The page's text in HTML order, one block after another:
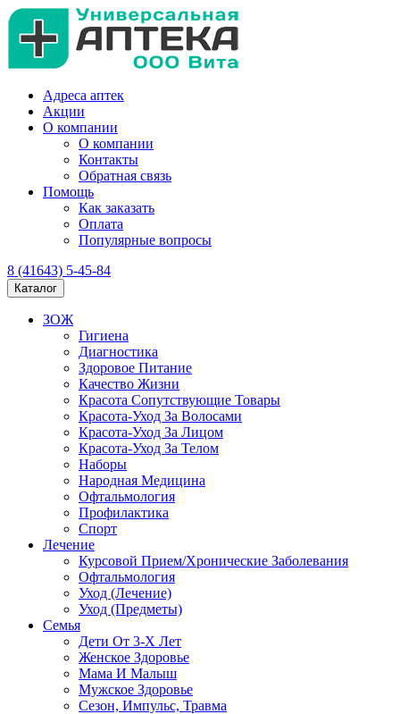
Адреса аптек
Акции
О компании
О компании
Контакты
Обратная связь
Помощь
Как заказать
Оплата
Популярные вопросы
8 (41643) 5-45-84
Каталог
ЗОЖ
Гигиена
Диагностика
Здоровое Питание
Качество Жизни
Красота Сопутствующие Товары
Красота-Уход За Волосами
Красота-Уход За Лицом
Красота-Уход За Телом
Наборы
Народная Медицина
Офтальмология
Профилактика
Спорт
Лечение
Курсовой Прием/Хронические Заболевания
Офтальмология
Уход (Лечение)
Уход (Предметы)
Семья
Дети От 3-Х Лет
Женское Здоровье
Мама И Малыш
Мужское Здоровье
Сезон, Импульс, Травма